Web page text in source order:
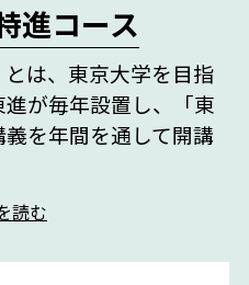
進コース
とは、東京大学を目指
が毎年設置し、
「東
を年間を通して開講
読む